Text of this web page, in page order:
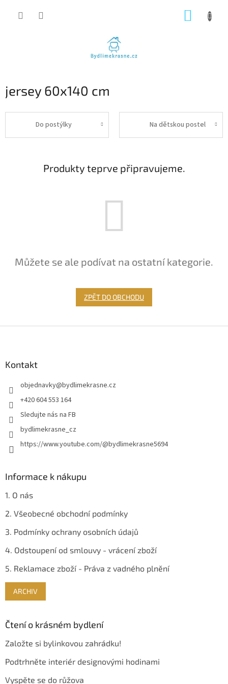
jersey 60x140 cm
Do postýlky Na dětskou postel
Produkty teprve připravujeme.
Můžete se ale podívat na ostatní kategorie.
ZPĚT DO OBCHODU
Kontakt
objednavky@bydlimekrasne.cz
+420 604 553 164
Sledujte nás na FB
bydlimekrasne_cz
https://www.youtube.com/@bydlimekrasne5694
Informace k nákupu
1. O nás
2. Všeobecné obchodní podmínky
3. Podmínky ochrany osobních údajů
4. Odstoupení od smlouvy - vrácení zboží
5. Reklamace zboží - Práva z vadného plnění
ARCHIV
Čtení o krásném bydlení
Založte si bylinkovou zahrádku!
Podtrhněte interiér designovými hodinami
Vyspěte se do růžova